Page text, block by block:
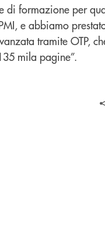
di formazione per
e abbiamo
tramite OTP,
mila pagine”.